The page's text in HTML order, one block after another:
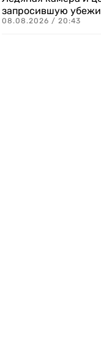
запросившую
08.08.2026 / 20:43